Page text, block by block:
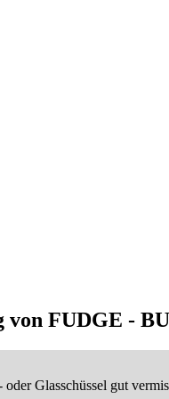
von FUDGE -
Glasschüssel gut